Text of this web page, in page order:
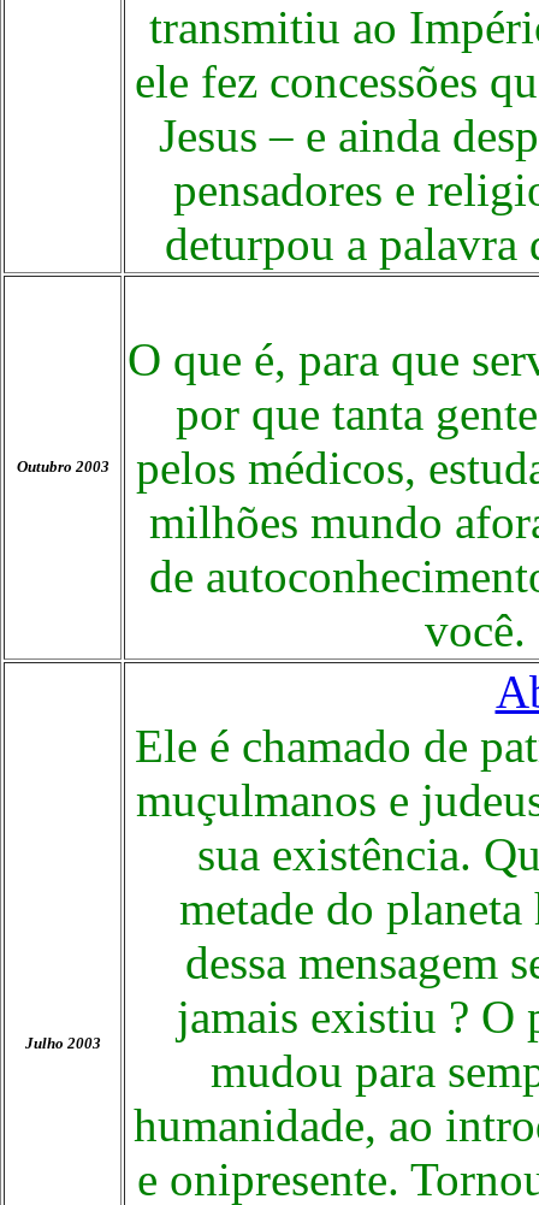
transmitiu ao
ele fez concessões
Jesus – e ainda
pensadores e
deturpou a
Outubro 2003
O que é, para que
por que tanta
pelos médicos,
milhões mundo
de
você.
Julho 2003
Ele é chamado de
muçulmanos e
sua existência.
metade do
dessa mensagem
jamais existiu ? O
mudou para
humanidade, ao
e onipresente.